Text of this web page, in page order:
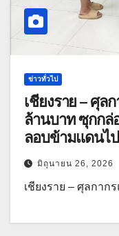
ข่าวทั่วไป
เชียงราย – ศุล
ล้านบาท ซุกกล่
ลอบข้ามแดนไ
มิถุนายน 26, 2026
เชียงราย – ศุลกาก